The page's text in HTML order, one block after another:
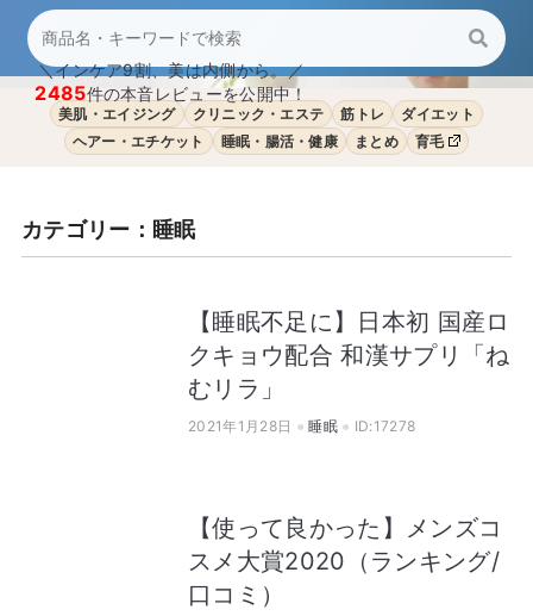
＼インケア9割、美は内側から。／
2485件の本音レビューを公開中！
美肌・エイジング クリニック・エステ 筋トレ
ダイエット
ヘアー・エチケット
睡眠・腸活・健康 まとめ 育毛
カテゴリー：睡眠
【睡眠不足に】日本初 国産ロ
クキョウ配合 和漢サプリ「ね
むリラ」
2021年1月28日 睡眠 ID:17278
【使って良かった】メンズコ
スメ大賞2020（ランキング/
口コミ）